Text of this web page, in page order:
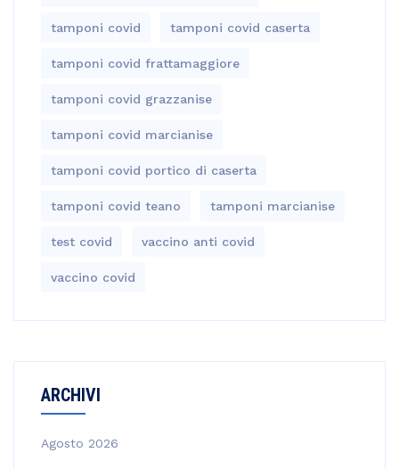
tamponi covid tamponi covid caserta
tamponi covid frattamaggiore
tamponi covid grazzanise
tamponi covid marcianise
tamponi covid portico di caserta
tamponi covid teano tamponi marcianise
test covid vaccino anti covid
vaccino covid
ARCHIVI
Agosto 2026